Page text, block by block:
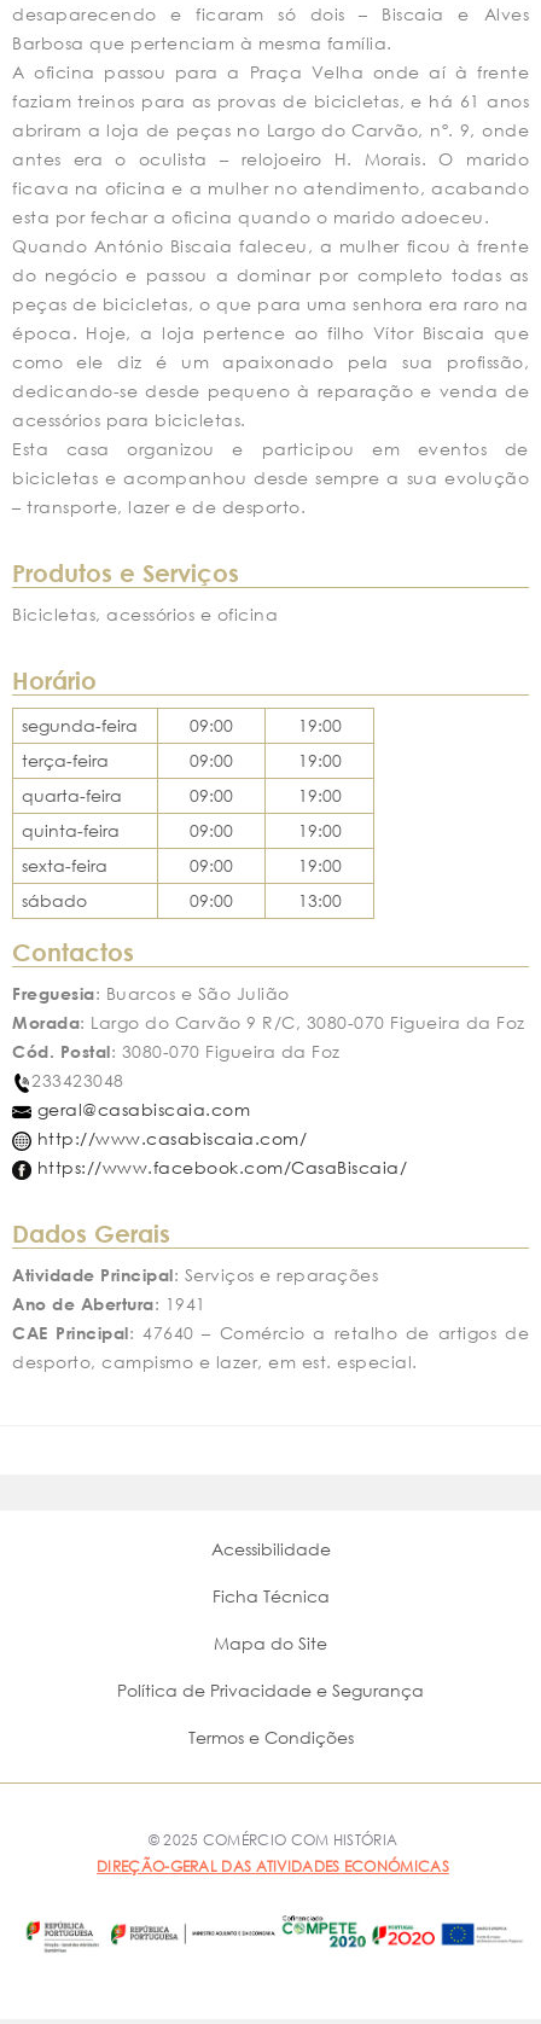
desaparecendo e ficaram só dois – Biscaia e Alves
Barbosa que pertenciam à mesma família.
A oficina passou para a Praça Velha onde aí à frente
faziam treinos para as provas de bicicletas, e há 61 anos
abriram a loja de peças no Largo do Carvão, nº. 9, onde
antes era o oculista – relojoeiro H. Morais. O marido
ficava na oficina e a mulher no atendimento, acabando
esta por fechar a oficina quando o marido adoeceu.
Quando António Biscaia faleceu, a mulher ficou à frente
do negócio e passou a dominar por completo todas as
peças de bicicletas, o que para uma senhora era raro na
época. Hoje, a loja pertence ao filho Vítor Biscaia que
como ele diz é um apaixonado pela sua profissão,
dedicando-se desde pequeno à reparação e venda de
acessórios para bicicletas.
Esta casa organizou e participou em eventos de
bicicletas e acompanhou desde sempre a sua evolução
– transporte, lazer e de desporto.
Produtos e Serviços
Bicicletas, acessórios e oficina
Horário
segunda-feira 09:00
19:00
terça-feira
09:00
19:00
quarta-feira
09:00
19:00
quinta-feira
09:00
19:00
sexta-feira
09:00
19:00
sábado
09:00 13:00
Contactos
Freguesia: Buarcos e São Julião
Morada: Largo do Carvão 9 R/C, 3080-070 Figueira da Foz
Cód. Postal: 3080-070 Figueira da Foz
233423048
geral@casabiscaia.com
http://www.casabiscaia.com/
https://www.facebook.com/CasaBiscaia/
Dados Gerais
Atividade Principal: Serviços e reparações
Ano de Abertura: 1941
CAE Principal: 47640 – Comércio a retalho de artigos de
desporto, campismo e lazer, em est. especial.
Acessibilidade
Ficha Técnica
Mapa do Site
Política de Privacidade e Segurança
Termos e Condições
© 2025 COMÉRCIO COM HISTÓRIA
DIREÇÃO-GERAL DAS ATIVIDADES ECONÓMICAS